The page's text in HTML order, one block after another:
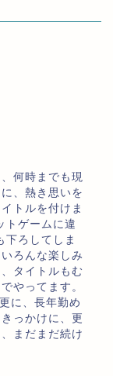
何時までも現
、熱き思いを
トルを付けま
トゲームに違
下ろしてしま
ろんな楽しみ
タイトルもむ
やってます。
に、長年勤め
っかけに、更
まだまだ続け